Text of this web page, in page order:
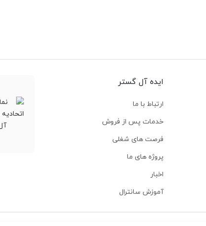
ایده آل گستر
ارتباط با ما
خدمات پس از فروش
فرصت های شغلی
پروژه های ما
اخبار
آموزش سانترال